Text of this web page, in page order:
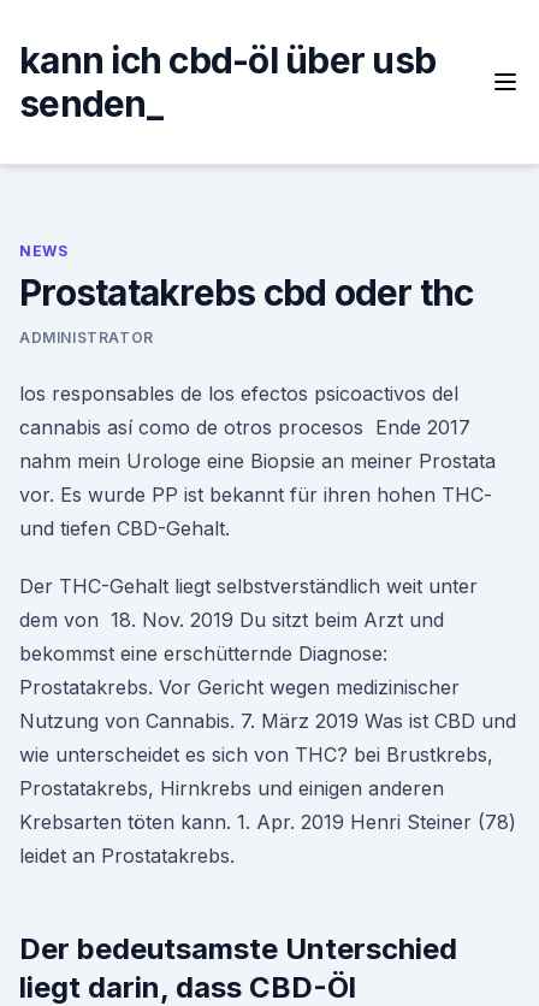
content
kann ich cbd-öl über usb
senden_
NEWS
Prostatakrebs cbd oder thc
ADMINISTRATOR
los responsables de los efectos psicoactivos del
cannabis así como de otros procesos Ende 2017
nahm mein Urologe eine Biopsie an meiner Prostata
vor. Es wurde PP ist bekannt für ihren hohen THC-
und tiefen CBD-Gehalt.
Der THC-Gehalt liegt selbstverständlich weit unter
dem von 18. Nov. 2019 Du sitzt beim Arzt und
bekommst eine erschütternde Diagnose:
Prostatakrebs. Vor Gericht wegen medizinischer
Nutzung von Cannabis. 7. März 2019 Was ist CBD und
wie unterscheidet es sich von THC? bei Brustkrebs,
Prostatakrebs, Hirnkrebs und einigen anderen
Krebsarten töten kann. 1. Apr. 2019 Henri Steiner (78)
leidet an Prostatakrebs.
Der bedeutsamste Unterschied
liegt darin, dass CBD-Öl